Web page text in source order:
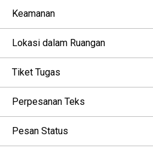
Keamanan
Lokasi dalam Ruangan
Tiket Tugas
Perpesanan Teks
Pesan Status